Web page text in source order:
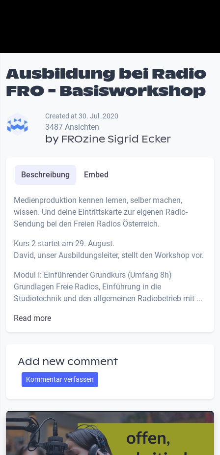
Ausbildung bei Radio
FRO - Basisworkshop
Created at 30. Jul. 2020
3487 Ansichten
by FROzine Sigrid Ecker
Beschreibung Embed
Medienproduktion kennen lernen, selber machen,
wissen. Und deine Eintrittskarte zur eigenen Radio-
Sendung bei den Freien Radios Österreich.
Kurs 2 startet am 29. August.
David, unser Ausbildungsleiter, stellt den Workshop vor.
Modul I: Einführender Grundkurs (Umfang 8h)
Grundlagen Freie Radios, Einführung in die
Studiotechnik und den allgemeinen Radiobetrieb mit ...
Read more
Add new comment
Kommentar verfassen